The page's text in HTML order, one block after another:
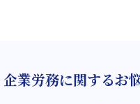
企業労務に関するお